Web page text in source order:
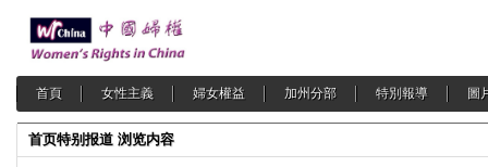
首頁 女性主義 婦女權益 加州分部 特別報導 圖
首页特别报道 浏览内容